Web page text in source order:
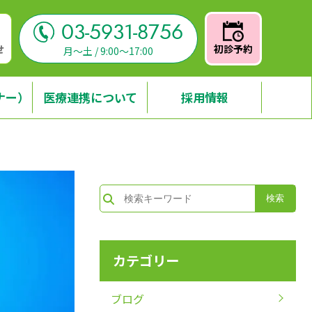
03-5931-8756
月～土 / 9:00～17:00 初診予約
） 医療連携について 採用情報
カテゴリー
ブログ